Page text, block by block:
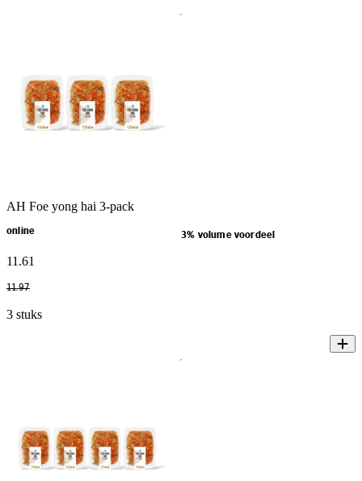
AH Foe yong hai 3-pack
online 3% volume voordeel
11 .61
11.97
3 stuks